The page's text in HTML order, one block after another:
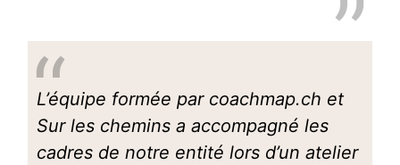
L’équipe formée par coachmap.ch et
Sur les chemins a accompagné les
cadres de notre entité lors d’un atelier